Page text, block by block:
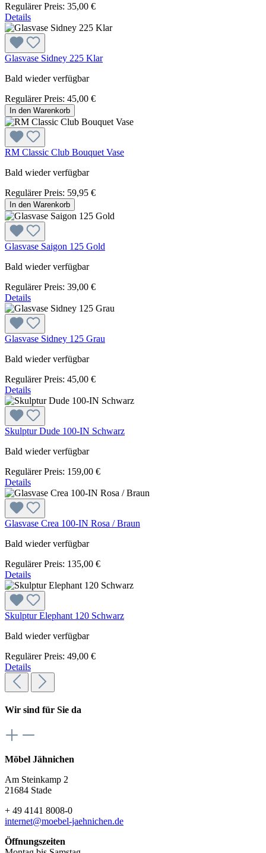
Regulärer Preis: 35,00 €
Details
Glasvase Sidney 225 Klar
Bald wieder verfügbar
Regulärer Preis: 45,00 €
In den Warenkorb
RM Classic Club Bouquet Vase
Bald wieder verfügbar
Regulärer Preis: 59,95 €
In den Warenkorb
Glasvase Saigon 125 Gold
Bald wieder verfügbar
Regulärer Preis: 39,00 €
Details
Glasvase Sidney 125 Grau
Bald wieder verfügbar
Regulärer Preis: 45,00 €
Details
Skulptur Dude 100-IN Schwarz
Bald wieder verfügbar
Regulärer Preis: 159,00 €
Details
Glasvase Crea 100-IN Rosa / Braun
Bald wieder verfügbar
Regulärer Preis: 135,00 €
Details
Skulptur Elephant 120 Schwarz
Bald wieder verfügbar
Regulärer Preis: 49,00 €
Details
Wir sind für Sie da
Möbel Jähnichen
Am Steinkamp 2
21684 Stade
+ 49 4141 8008-0
internet@moebel-jaehnichen.de
Öffnungszeiten